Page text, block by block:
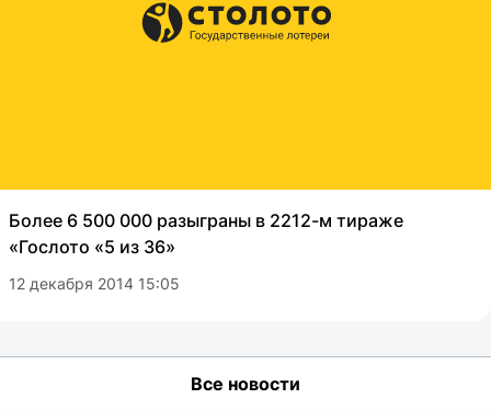
Более 6 500 000 разыграны в 2212-м тираже
«Гослото «5 из 36»
12 декабря 2014 15:05
Все новости